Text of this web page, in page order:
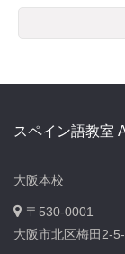
スペイン語教室
大阪本校
〒530-0001
大阪市北区梅田2-